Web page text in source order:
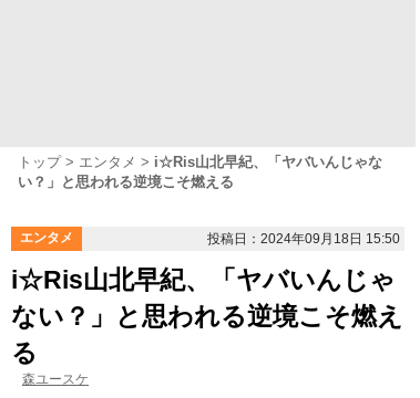
トップ エンタメ
i☆Ris山北早紀、「ヤバいんじゃな
い？」と思われる逆境こそ燃える
エンタメ 投稿日：2024年09月18日 15:50
i☆Ris山北早紀、「ヤバいんじゃ
ない？」と思われる逆境こそ燃え
る
森ユースケ